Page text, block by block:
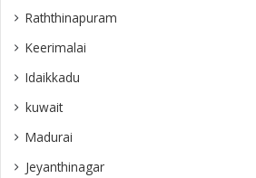
Raththinapuram
Keerimalai
Idaikkadu
kuwait
Madurai
Jeyanthinagar